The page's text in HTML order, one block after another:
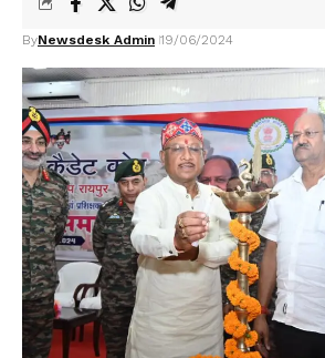
ByNewsdesk Admin 19/06/2024